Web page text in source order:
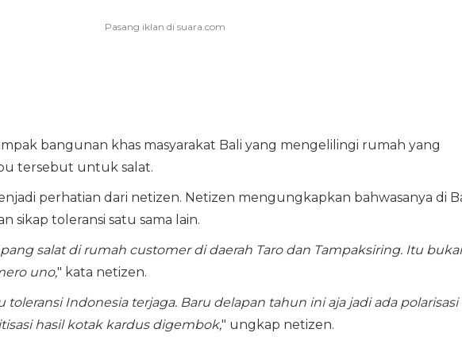
bangunan khas masyarakat Bali yang mengelilingi rumah yang
tersebut untuk salat.
perhatian dari netizen. Netizen mengungkapkan bahwasanya di
sikap toleransi satu sama lain.
salat di rumah customer di daerah Taro dan Tampaksiring. Itu
uno," kata netizen.
Indonesia terjaga. Baru delapan tahun ini aja jadi ada polarisasi
hasil kotak kardus digembok," ungkap netizen.